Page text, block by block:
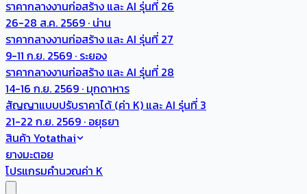
ราคากลางงานก่อสร้าง และ AI รุ่นที่ 26
26-28 ส.ค. 2569 · น่าน
ราคากลางงานก่อสร้าง และ AI รุ่นที่ 27
9-11 ก.ย. 2569 · ระยอง
ราคากลางงานก่อสร้าง และ AI รุ่นที่ 28
14-16 ก.ย. 2569 · มุกดาหาร
สัญญาแบบปรับราคาได้ (ค่า K) และ AI รุ่นที่ 3
21-22 ก.ย. 2569 · อยุธยา
สินค้า Yotathai
ยางมะตอย
โปรแกรมคำนวณค่า K